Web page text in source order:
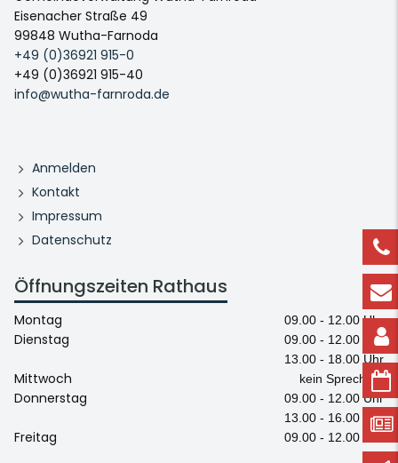
Eisenacher Straße 49
99848 Wutha-Farnoda
+49 (0)36921 915-0
+49 (0)36921 915-40
info@wutha-farnroda.de
Anmelden
Kontakt
Impressum
Datenschutz
Öffnungszeiten Rathaus
Montag 09.00 - 12.00 Uhr
Dienstag
09.00 - 12.00 Uhr
13.00 - 18.00 Uhr
Mittwoch kein Sprechtag
Donnerstag
09.00 - 12.00 Uhr
13.00 - 16.00 Uhr
Freitag 09.00 - 12.00 Uhr